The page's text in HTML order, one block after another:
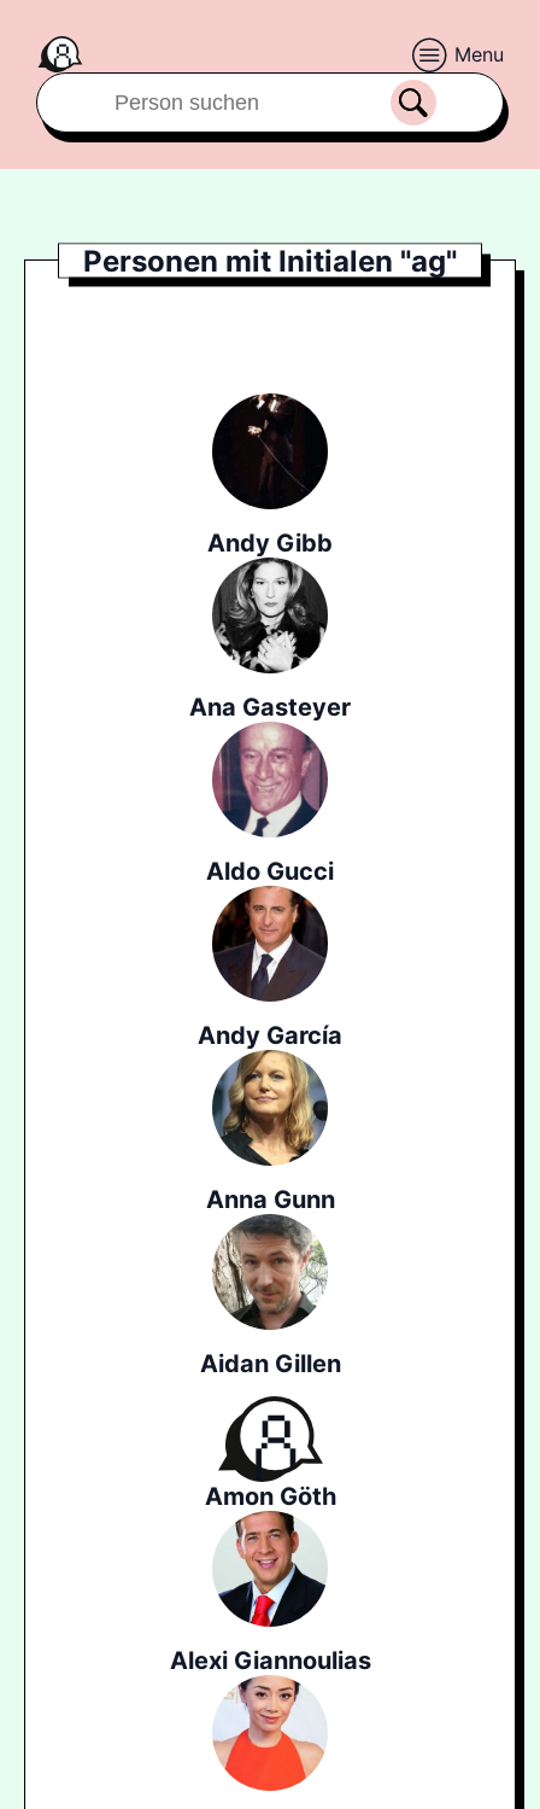
Menu
Personen mit Initialen "ag"
Andy Gibb
Ana Gasteyer
Aldo Gucci
Andy García
Anna Gunn
Aidan Gillen
Amon Göth
Alexi Giannoulias